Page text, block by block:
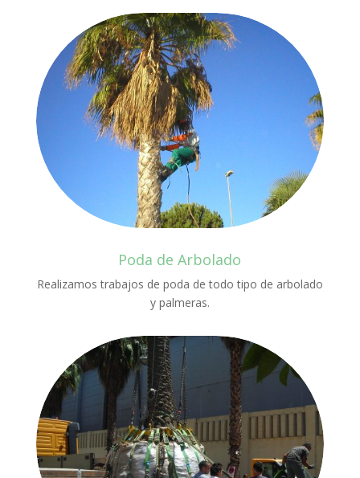
Poda de Arbolado
Realizamos trabajos de poda de todo tipo de arbolado
y palmeras.